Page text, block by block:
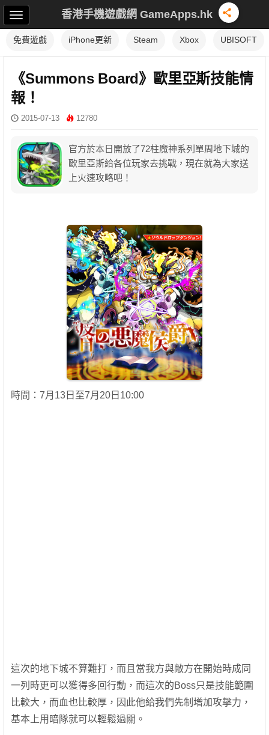
香港手機遊戲網 GameApps.hk
免費遊戲 iPhone更新 Steam Xbox UBISOFT
《Summons Board》歐里亞斯技能情
報！
2015-07-13 12780
官方於本日開放了72柱魔神系列單周地下城的
歐里亞斯給各位玩家去挑戰，現在就為大家送
上火速攻略吧！
時間：7月13日至7月20日10:00
這次的地下城不算難打，而且當我方與敵方在開始時成同
一列時更可以獲得多回行動，而這次的Boss只是技能範圍
比較大，而血也比較厚，因此他給我們先制增加攻擊力，
基本上用暗隊就可以輕鬆過關。